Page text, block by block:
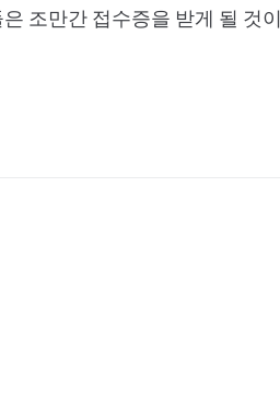
조만간 접수증을 받게 될 것